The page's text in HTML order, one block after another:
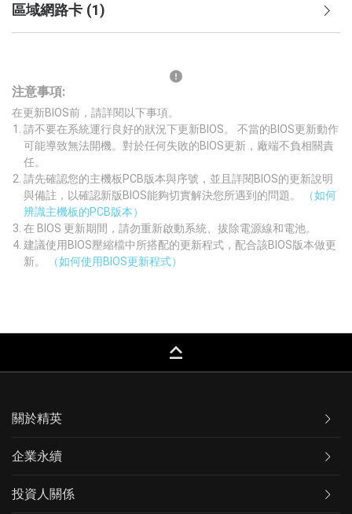
區域網路卡 (1)
注意事項:
在更新BIOS前，請詳閱以下事項。
請不要在系統運行良好的狀況下更新BIOS。 不當的BIOS更新動作
可能導致無法開機。對於任何失敗的BIOS更新，廠端不負相關責
任。
請先確認您的主機板PCB版本與序號，並且詳閱BIOS的更新說明
與備註，以確認新版BIOS能夠切實解決您所遇到的問題。
（如何
辨識主機板的PCB版本）
在 BIOS 更新期間，請勿重新啟動系統、拔除電源線和電池。
建議使用BIOS壓縮檔中所搭配的更新程式，配合該BIOS版本做更
新。
（如何使用BIOS更新程式）
keyboard_capslock
關於精英
企業永續
投資人關係